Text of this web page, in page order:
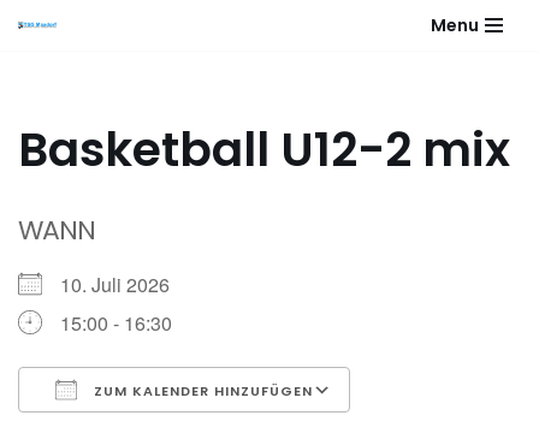
Menu
Basketball U12-2 mix
WANN
10. Juli 2026
15:00 - 16:30
ZUM KALENDER HINZUFÜGEN